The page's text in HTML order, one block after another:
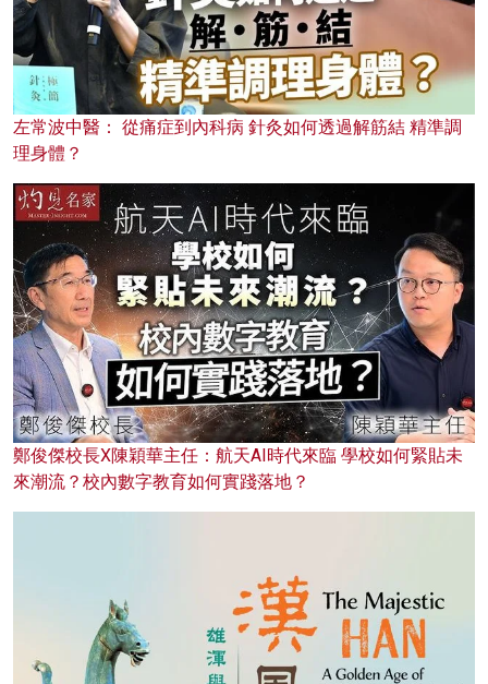
左常波中醫： 從痛症到內科病 針灸如何透過解筋結 精準調
理身體？
鄭俊傑校長X陳穎華主任：航天AI時代來臨 學校如何緊貼未
來潮流？校內數字教育如何實踐落地？